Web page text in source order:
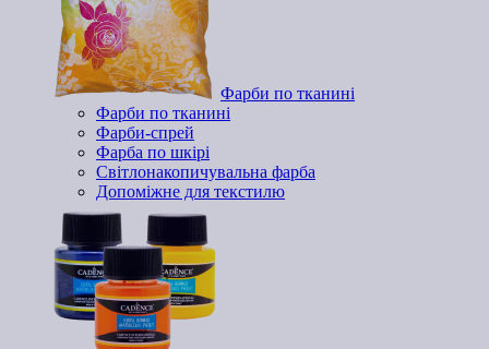
Фарби по тканині
Фарби по тканині
Фарби-спрей
Фарба по шкірі
Світлонакопичувальна фарба
Допоміжне для текстилю